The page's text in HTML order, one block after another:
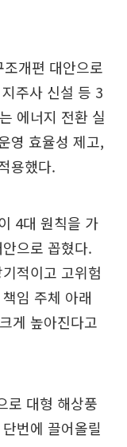
개편 대안으로
주사 신설 등 3
에너지 전환 실
영 효율성 제고,
용했다.
4대 원칙을 가
으로 꼽혔다.
적이고 고위험
임 주체 아래
게 높아진다고
로 대형 해상풍
번에 끌어올릴